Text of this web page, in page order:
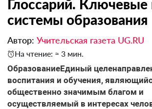
​Глоссарий. Ключевые
системы образования
Автор: Учительская газета UG.RU
На чтение: ≈ 3 мин.
ОбразованиеЕдиный
воспитания и обучения,
общественно значимым благом и
осуществляемый в интересах